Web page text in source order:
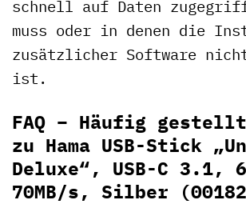
schnell auf Daten
muss oder in denen die
zusätzlicher Software
ist.
FAQ – Häufig
zu Hama USB-Stick
Deluxe“, USB-C 3.1,
70MB/s, Silber